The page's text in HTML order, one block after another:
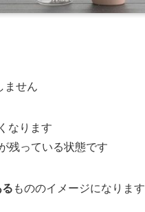
ません
なります
残っている状態です
もののイメージになります